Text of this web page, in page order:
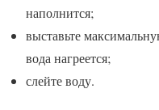
наполнится;
выставьте
вода нагреется;
слейте воду.